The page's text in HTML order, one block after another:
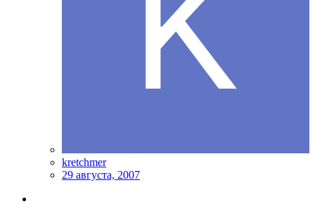
kretchmer
29 августа, 2007